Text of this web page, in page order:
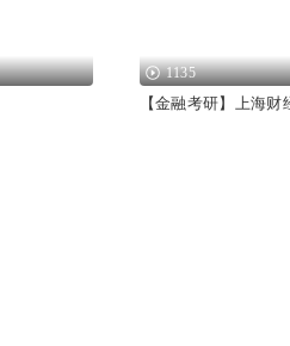
1135
【金融考研】上海